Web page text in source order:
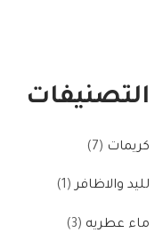
التصنيفات
كريمات 7
لليد والاظافر 1
ماء عطريه 3